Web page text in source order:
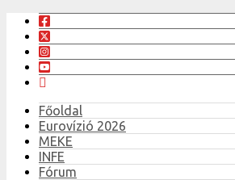
Főoldal
Eurovízió 2026
MEKE
INFE
Fórum